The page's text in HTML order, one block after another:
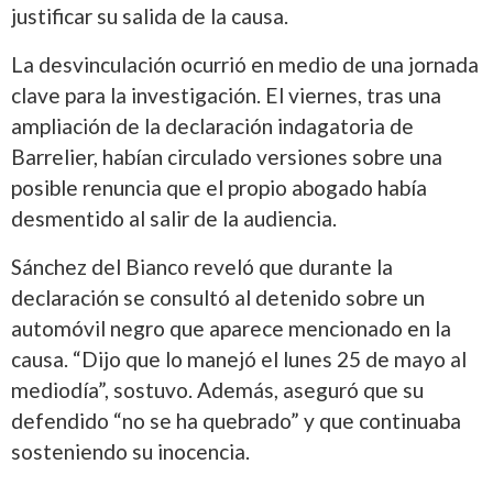
justificar su salida de la causa.
La desvinculación ocurrió en medio de una jornada
clave para la investigación. El viernes, tras una
ampliación de la declaración indagatoria de
Barrelier, habían circulado versiones sobre una
posible renuncia que el propio abogado había
desmentido al salir de la audiencia.
Sánchez del Bianco reveló que durante la
declaración se consultó al detenido sobre un
automóvil negro que aparece mencionado en la
causa. “Dijo que lo manejó el lunes 25 de mayo al
mediodía”, sostuvo. Además, aseguró que su
defendido “no se ha quebrado” y que continuaba
sosteniendo su inocencia.